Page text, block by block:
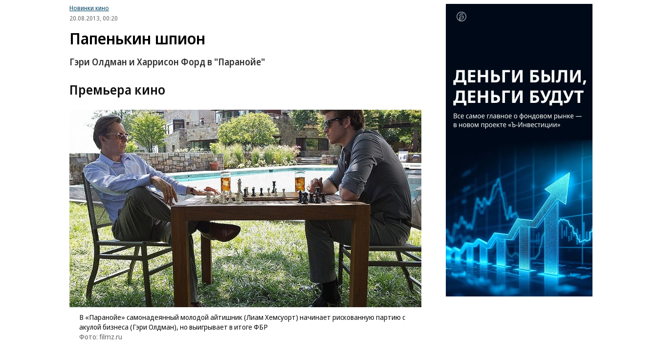
Новинки кино
20.08.2013, 00:20
Папенькин шпион
Гэри Олдман и Харрисон Форд в "Паранойе"
Премьера кино
В «Паранойе» самонадеянный молодой айтишник (Лиам Хемсуорт) начинает рискованную партию с
акулой бизнеса (Гэри Олдман), но выигрывает в итоге ФБР
Фото: filmz.ru